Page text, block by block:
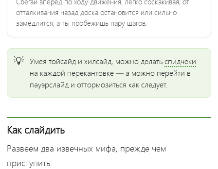
отталкивания назад доска остановится или сильно
замедлится, а ты пробежишь пару шагов.
Умея тойсайд и хилсайд, можно делатьспидчеки
на каждой перекантовке — а можно перейти в
пауэрслайд и оттормозиться как следует.
Как слайдить
Развеем два извечных мифа, прежде чем
приступить: